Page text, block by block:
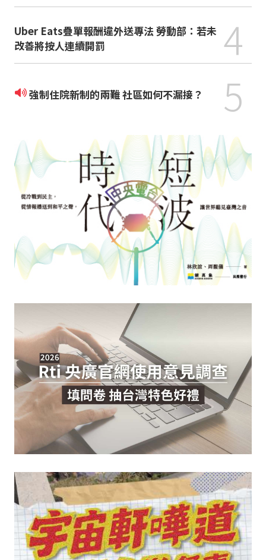
Uber Eats疊單報酬違外送專法 勞動部：若未
改善將按人連續開罰
4
強制住院新制的兩難 社區如何不漏接？ 5